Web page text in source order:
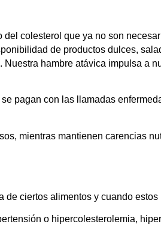
colesterol que ya no son
de productos dulces,
hambre atávica impulsa a
pagan con las llamadas
mientras mantienen carencias
ciertos alimentos y cuando
o hipercolesterolemia,